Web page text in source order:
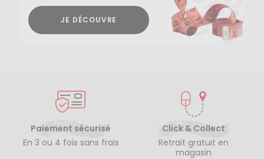
JE DÉCOUVRE
Paiement sécurisé
En 3 ou 4 fois sans frais
Click & Collect
Retrait gratuit en
magasin